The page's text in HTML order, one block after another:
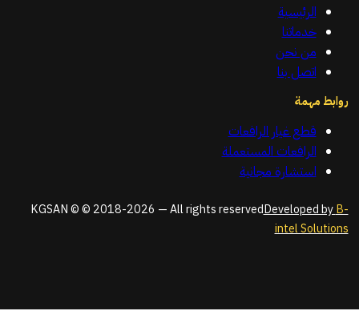
الرئيسية
خدماتنا
من نحن
اتصل بنا
روابط مهمة
قطع غيار الرافعات
الرافعات المستعملة
استشارة مجانية
KGSAN © © 2018-2026 — All rights reservedDeveloped byB-
intel Solutions